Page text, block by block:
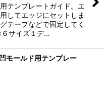
テンプレートガイド。エ
してエッジにセットしま
テープなどで固定してく
サイズ１デ…
モールド用テンプレー